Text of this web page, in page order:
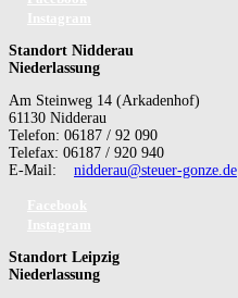
Standort Nidderau
Niederlassung
Am Steinweg 14 (Arkadenhof)
61130 Nidderau
Telefon: 06187 / 92 090
Telefax: 06187 / 920 940
E-Mail: nidderau@steuer-gonze.de
Standort Leipzig
Niederlassung